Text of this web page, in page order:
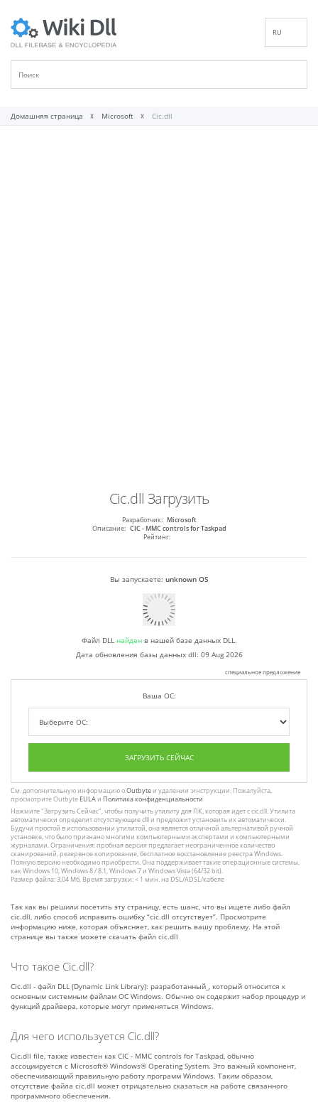
RU
Домашняя страница Microsoft Cic.dll
Cic.dll Загрузить
Разработчик: Microsoft
Описание: CIC - MMC controls for Taskpad
Рейтинг:
Вы запускаете: unknown OS
Файл DLL найденв нашей базе данных DLL.
Дата обновления базы данных dll: 09 Aug 2026
специальное предложение
Ваша ОС:
ЗАГРУЗИТЬ СЕЙЧАС
См. дополнительную информацию оOutbyteи удалении :инструкции. Пожалуйста,
просмотрите Outbyte EULAи Политика конфиденциальности
Нажмите"Загрузить Сейчас", чтобы получить утилиту для ПК, которая идет с cic.dll. Утилита
автоматически определит отсутствующие dll и предложит установить их автоматически.
Будучи простой в использовании утилитой, она является отличной альтернативой ручной
установке, что было признано многими компьютерными экспертами и компьютерными
журналами. Ограничения: пробная версия предлагает неограниченное количество
сканирований, резервное копирование, бесплатное восстановление реестра Windows.
Полную версию необходимо приобрести. Она поддерживает такие операционные системы,
как Windows 10, Windows 8 / 8.1, Windows 7 и Windows Vista (64/32 bit).
Размер файла: 3,04 Мб, Время загрузки: < 1 мин. на DSL/ADSL/кабеле
Так как вы решили посетить эту страницу, есть шанс, что вы ищете либо файл
cic.dll, либо способ исправить ошибку “cic.dll отсутствует”. Просмотрите
информацию ниже, которая объясняет, как решить вашу проблему. На этой
странице вы также можете скачать файл cic.dll
Что такое Cic.dll?
Cic.dll - файл DLL (Dynamic Link Library): разработанный_, который относится к
основным системным файлам ОС Windows. Обычно он содержит набор процедур и
функций драйвера, которые могут применяться Windows.
Для чего используется Cic.dll?
Cic.dll file, также известен как CIC - MMC controls for Taskpad, обычно
ассоциируется с Microsoft® Windows® Operating System. Это важный компонент,
обеспечивающий правильную работу программ Windows. Таким образом,
отсутствие файла cic.dll может отрицательно сказаться на работе связанного
программного обеспечения.